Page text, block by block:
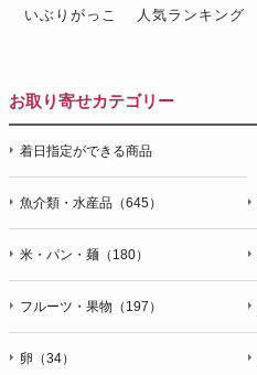
いぶりがっこ
人気ランキング
お取り寄せカテゴリー
着日指定ができる商品
魚介類・水産品（645）
米・パン・麺（180）
フルーツ・果物（197）
卵（34）